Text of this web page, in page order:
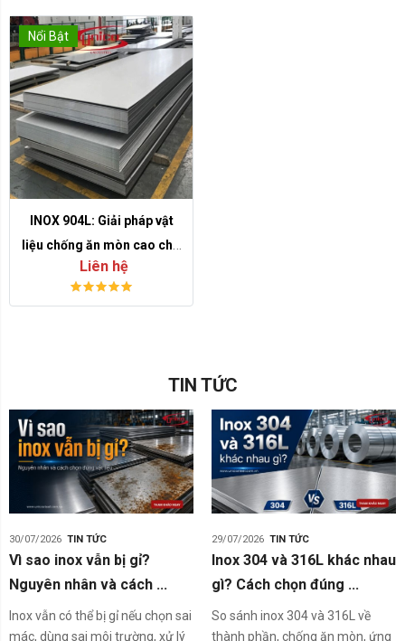
Nổi Bật
INOX 904L: Giải pháp vật
liệu chống ăn mòn cao cho
môi trường công nghiệp
Liên hệ
TIN TỨC
30/07/2026 TIN TỨC
Vì sao inox vẫn bị gỉ?
Nguyên nhân và cách ...
Inox vẫn có thể bị gỉ nếu chọn sai
mác, dùng sai môi trường, xử lý
29/07/2026 TIN TỨC
Inox 304 và 316L khác nhau
gì? Cách chọn đúng ...
So sánh inox 304 và 316L về
thành phần, chống ăn mòn, ứng